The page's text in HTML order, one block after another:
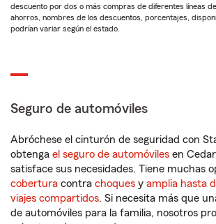
descuento por dos o más compras de diferentes líneas
ahorros, nombres de los descuentos, porcentajes,
podrían variar según el estado.
Seguro de automóviles
Abróchese el cinturón de seguridad con
obtenga el seguro de automóviles en
satisface sus necesidades. Tiene muchas
cobertura contra choques y amplia hasta
viajes compartidos. Si necesita más que
de automóviles para la familia, nosotros